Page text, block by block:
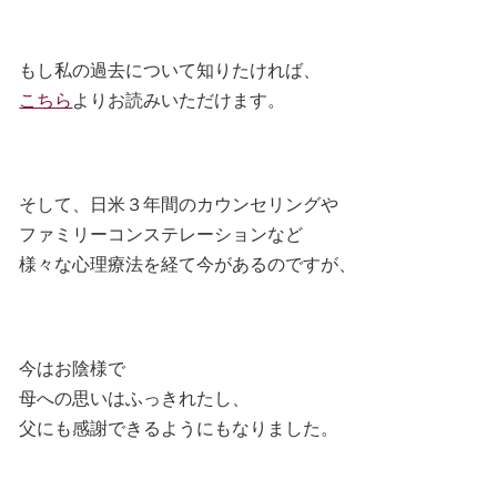
もし私の過去について知りたければ、
こちら よりお読みいただけます。
そして、日米３年間のカウンセリングや
ファミリーコンステレーションなど
様々な心理療法を経て今があるのですが、
今はお陰様で
母への思いはふっきれたし、
父にも感謝できるようにもなりました。